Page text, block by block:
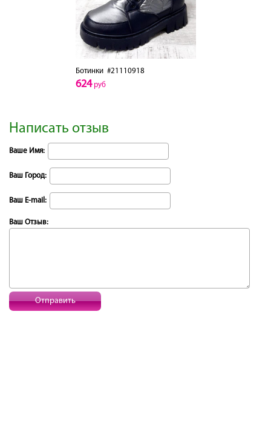
Ботинки#21110918
624руб
Написать отзыв
Ваше Имя:
Ваш Город:
Ваш E-mail:
Ваш Отзыв:
Отправить